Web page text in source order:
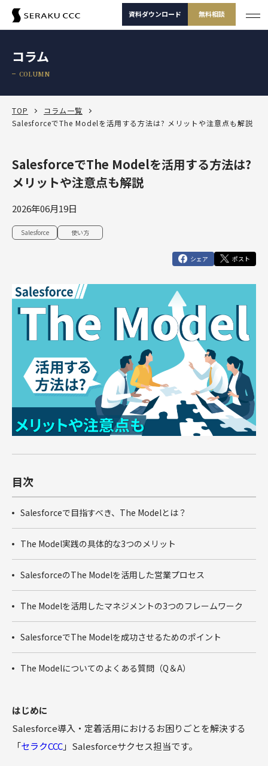
資料ダウンロード 無料相談
サービス一覧
Salesforce活用診断
サービスから選
ぶ
ンサルティ
ング支援
Salesforce
ダッシュボ
ードワーク
ショップ
カスタマー
ジャーニー
俯瞰図ワー
クショップ
商談フェー
クショップ
サクセスパ
ョップ
Tableau
駐・リモー
ト）
対象製品
Salesforce
Tableau
Account
Engagement
Marketing
BtoBマ
ーケティング
支援
HubSpot
サービス一覧
サービスから選ぶ
Salesforce
ダッシュボードワークショップ
カスタマージャーニーワークショップ
SFAマネジメントワークショップ
商談フェーズ設計ワークショップ
サクセスパスワークショップ
定着・運用支援（常駐・リモート）
Data Cloud
Agentforce
BtoBマーケティング支援
Salesforce
運用(常駐・リモート)支援
SIベンダー向け支援
エンジニア派遣
定着・活用支援
Account Engagement（旧 Pardot）
運用・定着・活用支援
DataCloud
定着・活用支援
Agentforce
HubSpot
導入、定着・活用支援
BtoBマーケティング支援
課題から選ぶ
Salesforceを導入したけどうまく使えていない
Salesforce運用(常駐・リモート)支援
Salesforceセールスコンサルティング 支援
人材育成パッケージ
その他課題はこちら
支援事例
セミナー
お役立ち資料
コラム
COLUMN
TOP
コラム一覧
SalesforceでThe Modelを活用する方法は? メリットや注意点も解説
SalesforceでThe Modelを活用する方法は?
メリットや注意点も解説
2026年06月19日
Salesforce 使い方
シェア ポスト
目次
Salesforceで目指すべき、The Modelとは？
The Model実践の具体的な3つのメリット
SalesforceのThe Modelを活用した営業プロセス
The Modelを活用したマネジメントの3つのフレームワーク
SalesforceでThe Modelを成功させるためのポイント
The Modelについてのよくある質問（Q＆A）
はじめに
Salesforce導入・定着活用におけるお困りごとを解決する
「セラクCCC」Salesforceサクセス担当です。